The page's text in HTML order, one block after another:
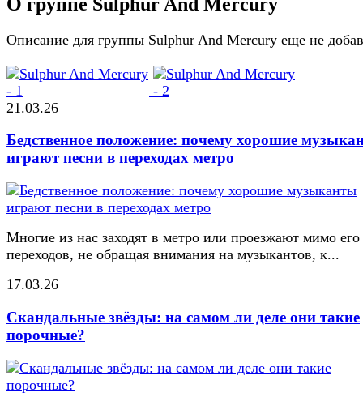
Описание для группы Sulphur And Mercury еще не
21.03.26
Бедственное положение: почему хорошие
играют песни в переходах метро
Многие из нас заходят в метро или проезжают мимо его
переходов, не обращая внимания на музыкантов, к...
17.03.26
Скандальные звёзды: на самом ли деле они такие
порочные?